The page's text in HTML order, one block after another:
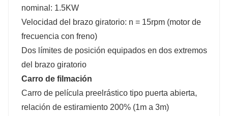
nominal: 1.5KW
Velocidad del brazo giratorio: n = 15rpm (motor de
frecuencia con freno)
Dos límites de posición equipados en dos extremos
del brazo giratorio
Carro de filmación
Carro de película preelrástico tipo puerta abierta,
relación de estiramiento 200% (1m a 3m)